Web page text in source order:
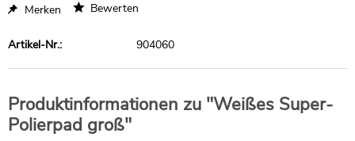
Merken Bewerten
Artikel-Nr.: 904060
Produktinformationen zu "Weißes Super-
Polierpad groß"